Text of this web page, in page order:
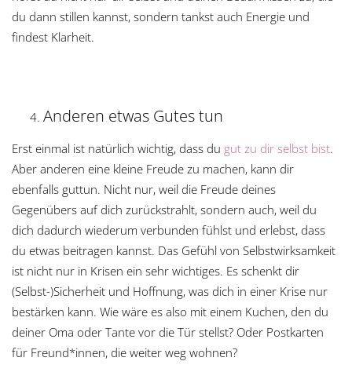
du dann stillen kannst, sondern tankst auch Energie und
findest Klarheit.
Anderen etwas Gutes tun
Erst einmal ist natürlich wichtig, dass du gut zu dir selbst bist.
Aber anderen eine kleine Freude zu machen, kann dir
ebenfalls guttun. Nicht nur, weil die Freude deines
Gegenübers auf dich zurückstrahlt, sondern auch, weil du
dich dadurch wiederum verbunden fühlst und erlebst, dass
du etwas beitragen kannst. Das Gefühl von Selbstwirksamkeit
ist nicht nur in Krisen ein sehr wichtiges. Es schenkt dir
(Selbst-)Sicherheit und Hoffnung, was dich in einer Krise nur
bestärken kann. Wie wäre es also mit einem Kuchen, den du
deiner Oma oder Tante vor die Tür stellst? Oder Postkarten
für Freund*innen, die weiter weg wohnen?